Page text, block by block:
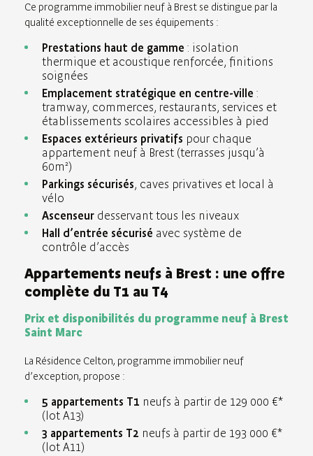
Ce programme immobilier neuf à Brest se distingue par la
qualité exceptionnelle de ses équipements :
Prestations haut de gamme : isolation
thermique et acoustique renforcée, finitions
soignées
Emplacement stratégique en centre-ville :
tramway, commerces, restaurants, services et
établissements scolaires accessibles à pied
Espaces extérieurs privatifs pour chaque
appartement neuf à Brest (terrasses jusqu’à
60m²)
Parkings sécurisés, caves privatives et local à
vélo
Ascenseur desservant tous les niveaux
Hall d’entrée sécurisé avec système de
contrôle d’accès
Appartements neufs à Brest : une offre
complète du T1 au T4
Prix et disponibilités du programme neuf à Brest
Saint Marc
La Résidence Celton, programme immobilier neuf
d’exception, propose :
5 appartements T1 neufs à partir de 129 000 €*
(lot A13)
3 appartements T2 neufs à partir de 193 000 €*
(lot A11)